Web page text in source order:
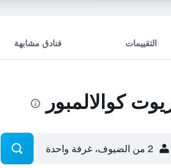
التقييمات فنادق مشابهة
كوالالمبور
2 من الضيوف، غرفة واحدة